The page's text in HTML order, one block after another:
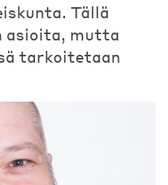
Tällä
asioita, mutta
tarkoitetaan